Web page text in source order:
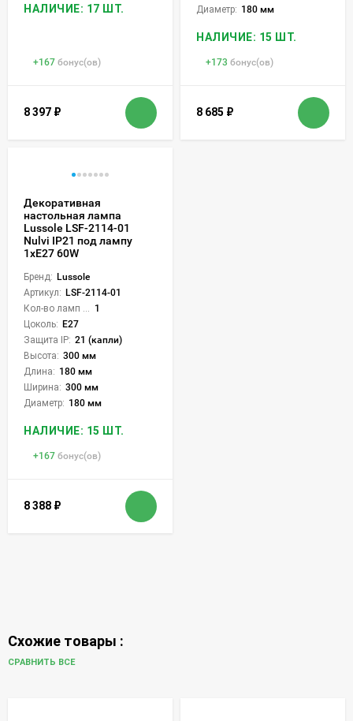
НАЛИЧИЕ: 17 ШТ.
+167 бонус(ов)
8 397 ₽
Диаметр: 180 мм
НАЛИЧИЕ: 15 ШТ.
+173 бонус(ов)
8 685 ₽
Декоративная
настольная лампа
Lussole LSF-2114-01
Nulvi IP21 под лампу
1xE27 60W
Бренд: Lussole
Артикул: LSF-2114-01
1
Цоколь: E27
Защита IP: 21 (капли)
Высота: 300 мм
Длина: 180 мм
Ширина: 300 мм
Диаметр: 180 мм
НАЛИЧИЕ: 15 ШТ.
+167 бонус(ов)
8 388 ₽
Схожие товары :
СРАВНИТЬ ВСЕ